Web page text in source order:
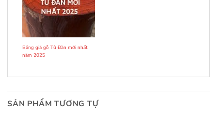
Bảng giá gỗ Tử Đàn mới nhất
năm 2025
SẢN PHẨM TƯƠNG TỰ